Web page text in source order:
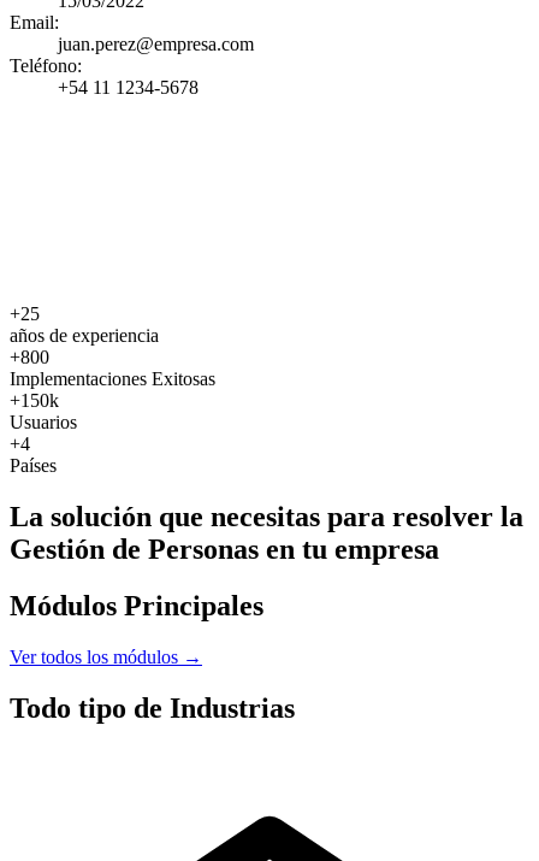
Email:
juan.perez@empresa.com
Teléfono:
+54 11 1234-5678
+25
años de experiencia
+800
Implementaciones Exitosas
+150k
Usuarios
+4
Países
La solución que necesitas para resolver la
Gestión de Personas en tu empresa
Módulos Principales
Ver todos los módulos →
Todo tipo de Industrias